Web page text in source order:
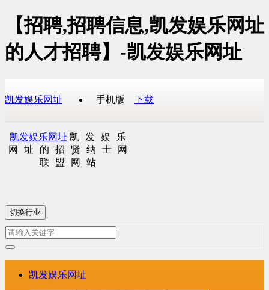
【招聘,招聘信息,凯发娱乐网址
的人才招聘】-凯发娱乐网址
凯发娱乐网址 手机版 下载
凯发娱乐网址 凯发娱乐
网址的招贤纳士网
联盟网站
切换行业
凯发娱乐网址